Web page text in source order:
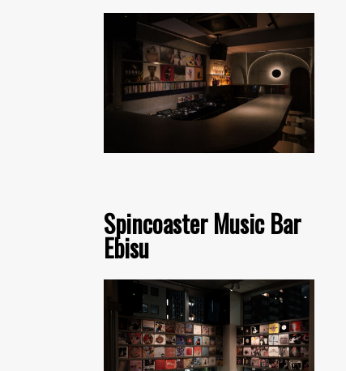
Spincoaster Music Bar
Ebisu